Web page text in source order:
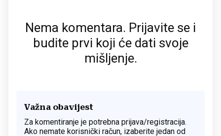
Nema komentara. Prijavite se i
budite prvi koji će dati svoje
mišljenje.
Važna obavijest
Za komentiranje je potrebna prijava/registracija.
Ako nemate korisnički račun, izaberite jedan od